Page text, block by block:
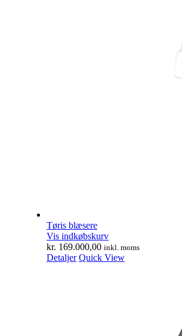
Tøris blæsere
Vis indkøbskurv
kr. 169.000,00 inkl. moms
Detaljer Quick View